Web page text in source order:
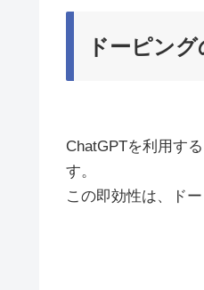
ドーピン
ChatGPTを利用す
す。
この即効性は、ド